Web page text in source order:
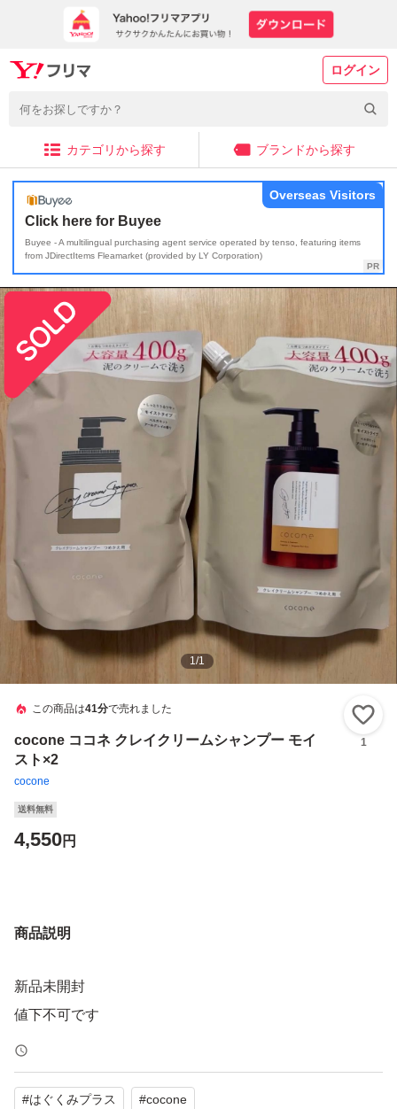
ログイン
カテゴリから探す ブランドから探す
Click here for Buyee
Buyee - A multilingual purchasing agent service operated by tenso, featuring items
from JDirectItems Fleamarket (provided by LY Corporation)
Overseas Visitors
1/1
この商品は41分で売れました
cocone ココネ クレイクリームシャンプー モイ
スト×2
cocone
1
送料無料
4,550円
商品説明
新品未開封
値下不可です
#はぐくみプラス #cocone